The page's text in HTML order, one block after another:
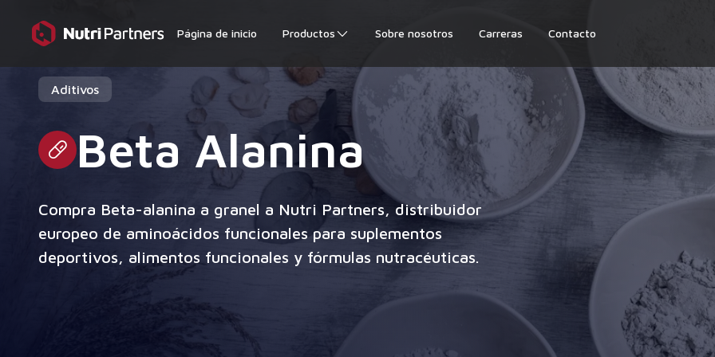
Página de inicio Productos Sobre nosotros Carreras Contacto
Aditivos
Beta Alanina
Compra Beta-alanina a granel a Nutri Partners, distribuidor
europeo de aminoácidos funcionales para suplementos
deportivos, alimentos funcionales y fórmulas nutracéuticas.